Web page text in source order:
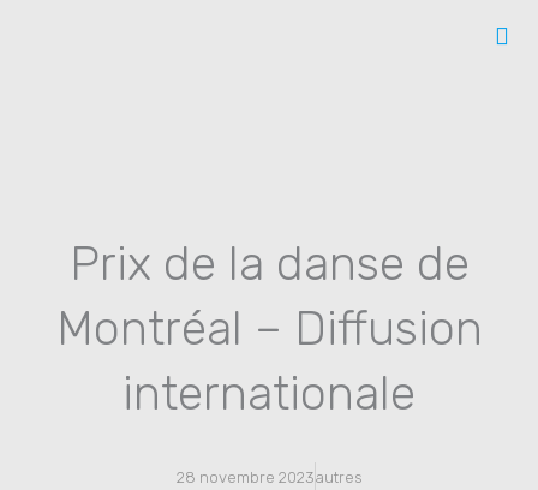
Prix de la danse de
Montréal – Diffusion
internationale
28 novembre 2023autres